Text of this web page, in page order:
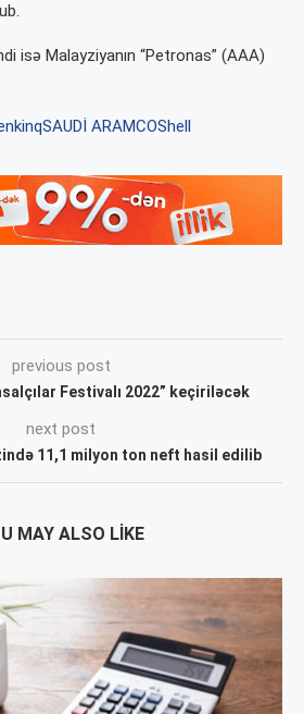
isə Malayziyanın “Petronas” (AAA)
SAUDİ ARAMCOShell
previous post
Festivalı 2022” keçiriləcək
next post
11,1 milyon ton neft hasil edilib
MAY ALSO LIKE